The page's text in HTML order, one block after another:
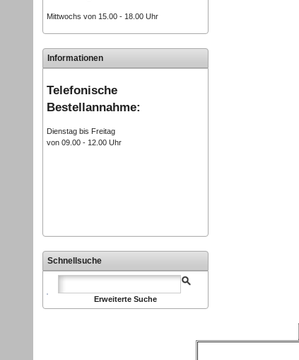
Mittwochs von 15.00 - 18.00 Uhr
Informationen
Telefonische
Bestellannahme:
Dienstag bis Freitag
von 09.00 - 12.00 Uhr
Schnellsuche
Erweiterte Suche